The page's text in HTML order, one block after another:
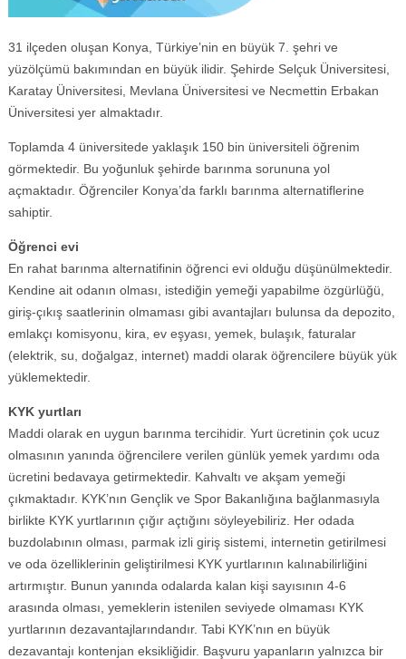
31 ilçeden oluşan Konya, Türkiye’nin en büyük 7. şehri ve
yüzölçümü bakımından en büyük ilidir. Şehirde Selçuk Üniversitesi,
Karatay Üniversitesi, Mevlana Üniversitesi ve Necmettin Erbakan
Üniversitesi yer almaktadır.
Toplamda 4 üniversitede yaklaşık 150 bin üniversiteli öğrenim
görmektedir. Bu yoğunluk şehirde barınma sorununa yol
açmaktadır. Öğrenciler Konya’da farklı barınma alternatiflerine
sahiptir.
Öğrenci evi
En rahat barınma alternatifinin öğrenci evi olduğu düşünülmektedir.
Kendine ait odanın olması, istediğin yemeği yapabilme özgürlüğü,
giriş-çıkış saatlerinin olmaması gibi avantajları bulunsa da depozito,
emlakçı komisyonu, kira, ev eşyası, yemek, bulaşık, faturalar
(elektrik, su, doğalgaz, internet) maddi olarak öğrencilere büyük yük
yüklemektedir.
KYK yurtları
Maddi olarak en uygun barınma tercihidir. Yurt ücretinin çok ucuz
olmasının yanında öğrencilere verilen günlük yemek yardımı oda
ücretini bedavaya getirmektedir. Kahvaltı ve akşam yemeği
çıkmaktadır. KYK’nın Gençlik ve Spor Bakanlığına bağlanmasıyla
birlikte KYK yurtlarının çığır açtığını söyleyebiliriz. Her odada
buzdolabının olması, parmak izli giriş sistemi, internetin getirilmesi
ve oda özelliklerinin geliştirilmesi KYK yurtlarının kalınabilirliğini
artırmıştır. Bunun yanında odalarda kalan kişi sayısının 4-6
arasında olması, yemeklerin istenilen seviyede olmaması KYK
yurtlarının dezavantajlarındandır. Tabi KYK’nın en büyük
dezavantajı kontenjan eksikliğidir. Başvuru yapanların yalnızca bir